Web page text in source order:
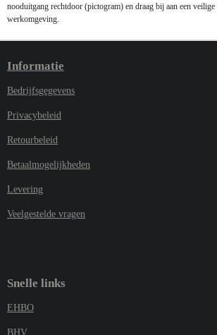
nooduitgang rechtdoor (pictogram) en draag bij aan een veilige
werkomgeving.
Informatie
Bedrijfsgegevens
Privacybeleid
Retourbeleid
Betaalmogelijkheden
Levering
Veelgestelde vragen
Snelle links
EHBO
BHV